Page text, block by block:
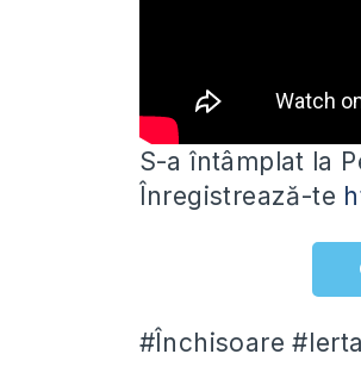
S-a întâmplat la
Înregistrează-te
#Închisoare